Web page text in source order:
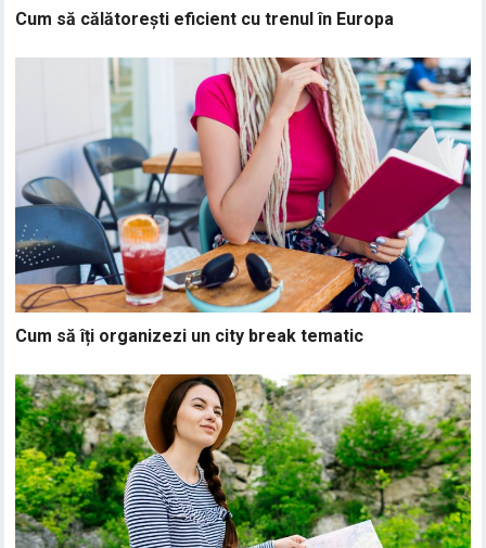
Cum să călătorești eficient cu trenul în Europa
Cum să îți organizezi un city break tematic